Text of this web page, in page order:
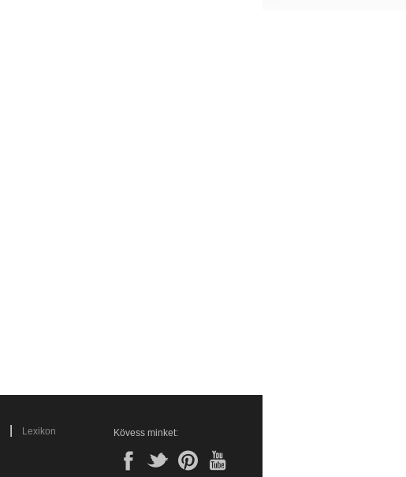
Lexikon
Kövess minket: